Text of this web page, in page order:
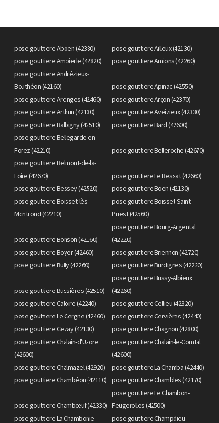
pose gouttiere Aboën (42380)
pose gouttiere Ailleux (42130)
pose gouttiere Ambierle (42820)
pose gouttiere Amions (42260)
pose gouttiere Andrézieux-
Bouthéon (42160)
pose gouttiere Apinac (42550)
pose gouttiere Arcinges (42460)
pose gouttiere Arçon (42370)
pose gouttiere Arthun (42130)
pose gouttiere Aveizieux (42330)
pose gouttiere Balbigny (42510)
pose gouttiere Bard (42600)
pose gouttiere Bellegarde-en-
Forez (42210)
pose gouttiere Belleroche (42670)
pose gouttiere Belmont-de-la-
Loire (42670)
pose gouttiere Le Bessat (42660)
pose gouttiere Bessey (42520)
pose gouttiere Boën (42130)
pose gouttiere Boisset-lès-
Montrond (42210)
pose gouttiere Boisset-Saint-
Priest (42560)
pose gouttiere Bonson (42160)
pose gouttiere Bourg-Argental
(42220)
pose gouttiere Boyer (42460)
pose gouttiere Briennon (42720)
pose gouttiere Bully (42260)
pose gouttiere Burdignes (42220)
pose gouttiere Bussières (42510)
pose gouttiere Bussy-Albieux
(42260)
pose gouttiere Caloire (42240)
pose gouttiere Cellieu (42320)
pose gouttiere Le Cergne (42460)
pose gouttiere Cervières (42440)
pose gouttiere Cezay (42130)
pose gouttiere Chagnon (42800)
pose gouttiere Chalain-d'Uzore
(42600)
pose gouttiere Chalain-le-Comtal
(42600)
pose gouttiere Chalmazel (42920)
pose gouttiere La Chamba (42440)
pose gouttiere Chambéon (42110)
pose gouttiere Chambles (42170)
pose gouttiere Chambœuf (42330)
pose gouttiere Le Chambon-
Feugerolles (42500)
pose gouttiere La Chambonie
pose gouttiere Champdieu